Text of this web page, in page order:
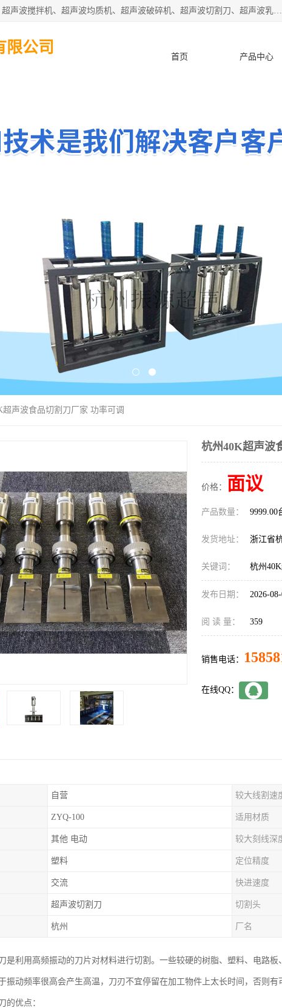
杭州振源超声设备有限公司主营产品：超声波分散机、超声波搅拌机、超声波均质机、超声波破碎机、超声波切割刀、超声波乳化机、超声波提取机、超声波振动棒等设备。秉承诚信经营、品质至上的服务宗旨，与多家企业建立了长期的合作关系。公司坚持以质量赢市场，以服务赢客户，始终以客户利益为中心。
限公司
首页 产品中心
超声波食品切割刀厂家 功率可调
杭州40K超声波
价格： 面议
产品数量： 9999.00
发货地址： 浙江省
关键词： 杭州
发布日期： 2026-
阅 读 量： 359
销售电话：
在线QQ：
自营 较大线割速
ZYQ-100 适用材质
其他 电动 较大刻线深
塑料 定位精度
交流 快进速度
超声波切割刀 切割头
杭州 厂名
是利用高频振动的刀片对材料进行切割。一些较硬的树脂、塑料、电路
振动频率很高会产生高温，刀刃不宜停留在加工物件上太长时间，否则有
的优点：